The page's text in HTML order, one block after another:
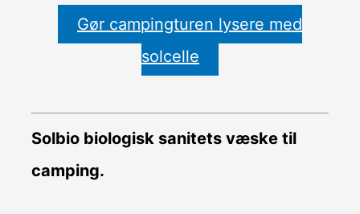
Gør campingturen lysere med
solcelle
Solbio biologisk sanitets væske til
camping.